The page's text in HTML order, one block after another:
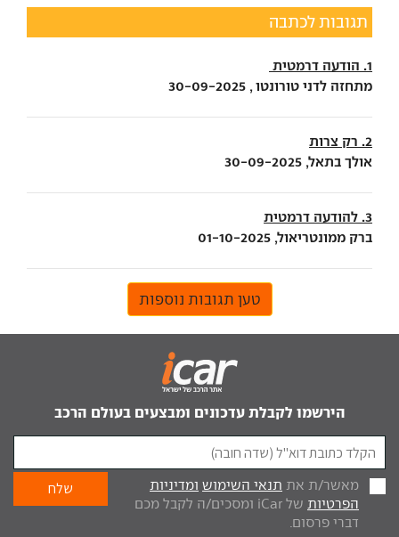
תגובות לכתבה
1. הודעה דרמטית
מתחזה לדני טורונטו , 30-09-2025
2. רק צרות
אולך בתאל, 30-09-2025
3. להודעה דרמטית
ברק ממונטריאול, 01-10-2025
טען תגובות נוספות
הירשמו לקבלת עדכונים ומבצעים בעולם הרכב
מאשר/ת את תנאי השימוש ומדיניות
הפרטיות
של iCar ומסכים/ה לקבל מכם
דברי פרסום.